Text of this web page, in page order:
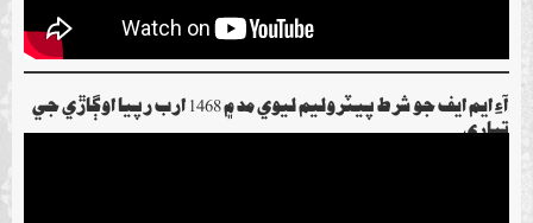
آءِ ايم ايف جو شرط پيٽروليم ليوي مد ۾ 1468 ارب رپيا اوڳاڙي جي
تياري